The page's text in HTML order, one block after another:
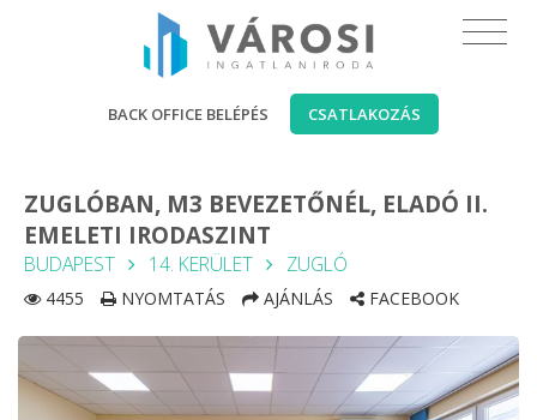
BACK OFFICE BELÉPÉS CSATLAKOZÁS
ZUGLÓBAN, M3 BEVEZETŐNÉL, ELADÓ II.
EMELETI IRODASZINT
BUDAPEST 14. KERÜLET ZUGLÓ
4455 NYOMTATÁS AJÁNLÁS FACEBOOK